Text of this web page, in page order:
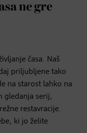
ne gre
časa. Naš
priljubljene tako
na starost lahko na
gledanja serij,
restavracije.
ki jo želite